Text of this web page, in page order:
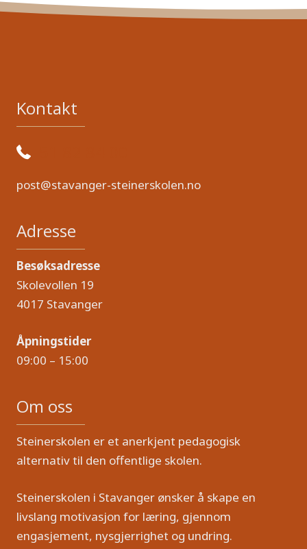
Kontakt
post@stavanger-steinerskolen.no
Adresse
Besøksadresse
Skolevollen 19
4017 Stavanger
Åpningstider
09:00 – 15:00
Om oss
Steinerskolen er et anerkjent pedagogisk
alternativ til den offentlige skolen.
Steinerskolen i Stavanger ønsker å skape en
livslang motivasjon for læring, gjennom
engasjement, nysgjerrighet og undring.